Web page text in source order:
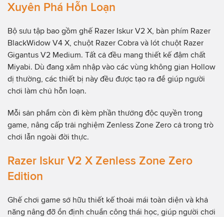
Xuyên Phá Hỗn Loạn
Bộ sưu tập bao gồm ghế Razer Iskur V2 X, bàn phím Razer
BlackWidow V4 X, chuột Razer Cobra và lót chuột Razer
Gigantus V2 Medium. Tất cả đều mang thiết kế đậm chất
Miyabi. Dù đang xâm nhập vào các vùng không gian Hollow
dị thường, các thiết bị này đều được tạo ra để giúp người
chơi làm chủ hỗn loạn.
Mỗi sản phẩm còn đi kèm phần thưởng độc quyền trong
game, nâng cấp trải nghiệm Zenless Zone Zero cả trong trò
chơi lẫn ngoài đời thực.
Razer Iskur V2 X Zenless Zone Zero
Edition
Ghế chơi game sở hữu thiết kế thoải mái toàn diện và khả
năng nâng đỡ ổn định chuẩn công thái học, giúp người chơi